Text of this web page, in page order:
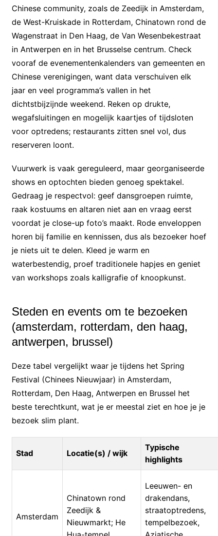
Chinese community, zoals de Zeedijk in Amsterdam,
de West-Kruiskade in Rotterdam, Chinatown rond de
Wagenstraat in Den Haag, de Van Wesenbekestraat
in Antwerpen en in het Brusselse centrum. Check
vooraf de evenementenkalenders van gemeenten en
Chinese verenigingen, want data verschuiven elk
jaar en veel programma’s vallen in het
dichtstbijzijnde weekend. Reken op drukte,
wegafsluitingen en mogelijk kaartjes of tijdsloten
voor optredens; restaurants zitten snel vol, dus
reserveren loont.
Vuurwerk is vaak gereguleerd, maar georganiseerde
shows en optochten bieden genoeg spektakel.
Gedraag je respectvol: geef dansgroepen ruimte,
raak kostuums en altaren niet aan en vraag eerst
voordat je close-up foto’s maakt. Rode enveloppen
horen bij familie en kennissen, dus als bezoeker hoef
je niets uit te delen. Kleed je warm en
waterbestendig, proef traditionele hapjes en geniet
van workshops zoals kalligrafie of knoopkunst.
Steden en events om te bezoeken
(amsterdam, rotterdam, den haag,
antwerpen, brussel)
Deze tabel vergelijkt waar je tijdens het Spring
Festival (Chinees Nieuwjaar) in Amsterdam,
Rotterdam, Den Haag, Antwerpen en Brussel het
beste terechtkunt, wat je er meestal ziet en hoe je je
bezoek slim plant.
Stad Locatie(s) / wijk
Typische
highlights
Amsterdam
Chinatown rond
Zeedijk &
Nieuwmarkt; He
Leeuwen- en
drakendans,
straatoptredens,
tempelbezoek,